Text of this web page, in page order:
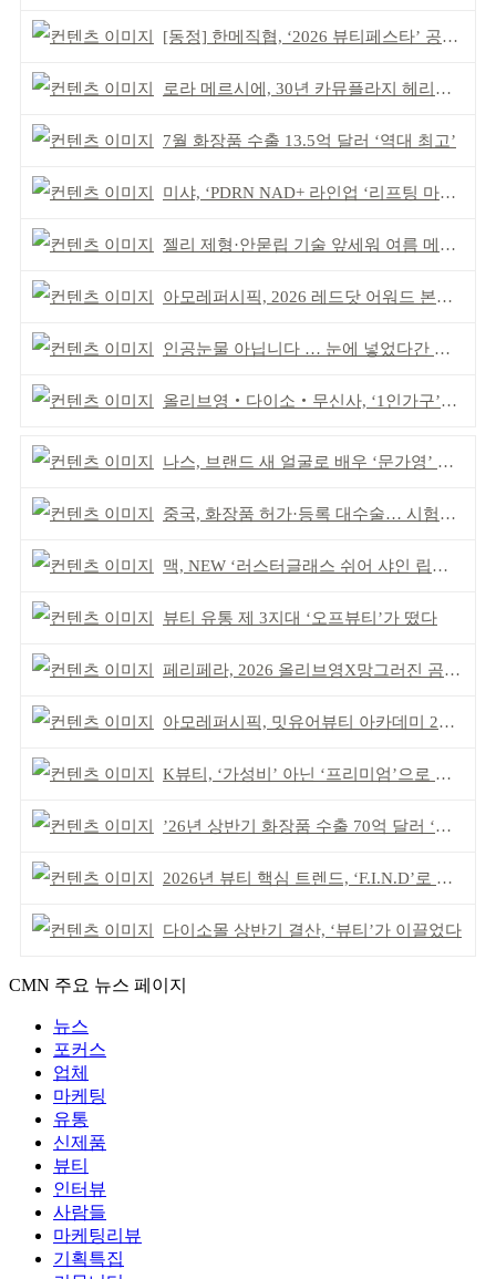
[동정] 한메직협, ‘2026 뷰티페스타’ 공동 주최
로라 메르시에, 30년 카뮤플라지 헤리티지 담아
7월 화장품 수출 13.5억 달러 ‘역대 최고’
미샤, ‘PDRN NAD+ 라인업 ‘리프팅 마스크’ 출시
젤리 제형·안묻립 기술 앞세워 여름 메이크업 시장 공략
아모레퍼시픽, 2026 레드닷 어워드 본상 2개 수상
인공눈물 아닙니다 … 눈에 넣었다간 각막 손상
올리브영‧다이소‧무신사, ‘1인가구’가 이끈다
나스, 브랜드 새 얼굴로 배우 ‘문가영’ 발탁
중국, 화장품 허가·등록 대수술… 시험자료 공용 허용
맥, NEW ‘러스터글래스 쉬어 샤인 립스틱’ 출시
뷰티 유통 제 3지대 ‘오프뷰티’가 떴다
페리페라, 2026 올리브영X망그러진 곰 콜라보
아모레퍼시픽, 밋유어뷰티 아카데미 2기 발대식
K뷰티, ‘가성비’ 아닌 ‘프리미엄’으로 승부걸어야
’26년 상반기 화장품 수출 70억 달러 ‘역대 최고’
2026년 뷰티 핵심 트렌드, ‘F.I.N.D’로 읽는다
다이소몰 상반기 결산, ‘뷰티’가 이끌었다
CMN 주요 뉴스 페이지
뉴스
포커스
업체
마케팅
유통
신제품
뷰티
인터뷰
사람들
마케팅리뷰
기획특집